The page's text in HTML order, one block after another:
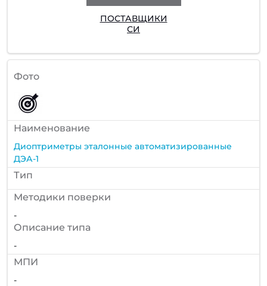
ПОСТАВЩИКИ
СИ
Фото
Наименование
Диоптриметры эталонные автоматизированные
ДЭА-1
Тип
Методики поверки
-
Описание типа
-
МПИ
-